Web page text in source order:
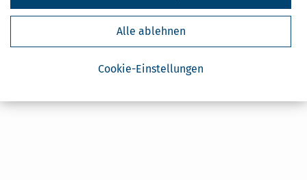
Cookie-Einstellungen
Alle ablehnen
Steuertipps Selbstständige
Meine Einwilligung kann ich jederzeit durch